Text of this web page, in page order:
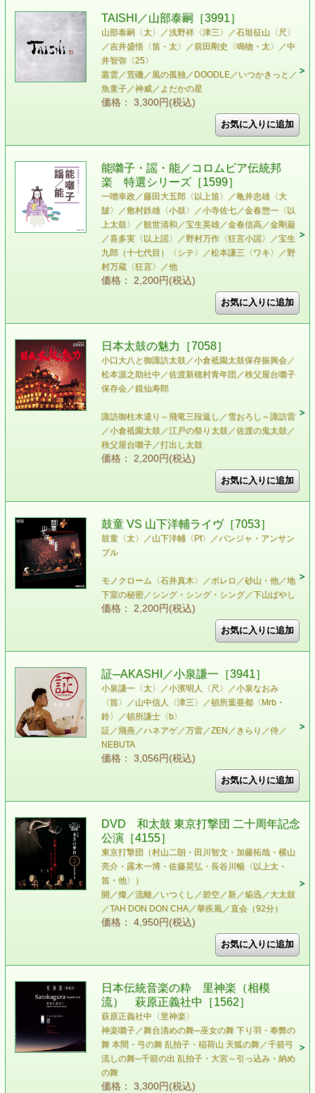
TAISHI／山部泰嗣［3991］
山部泰嗣〈太〉／浅野祥〈津三〉／石垣征山〈尺〉
／吉井盛悟〈笛・太〉／前田剛史〈鳴物・太〉／中
井智弥〈25〉
叢雲／荒磯／風の孤独／DOODLE／いつかきっと／
魚童子／神威／よだかの星
価格： 3,300円(税込)
能囃子・謡・能／コロムビア伝統邦
楽 特選シリーズ［1599］
一噌幸政／藤田大五郎〈以上笛〉／亀井忠雄〈大
皷〉／敷村鉄雄〈小鼓〉／小寺佐七／金春惣一〈以
上太鼓〉／観世清和／宝生英雄／金春信高／金剛巌
／喜多実〈以上謡〉／野村万作〈狂言小謡〉／宝生
九郎（十七代目）〈シテ〉／松本謙三〈ワキ〉／野
村万蔵〈狂言〉／他
価格： 2,200円(税込)
日本太鼓の魅力［7058］
小口大八と御諏訪太鼓／小倉祗園太鼓保存振興会／
松本源之助社中／佐渡新穂村青年団／秩父屋台囃子
保存会／鏡仙寿郎
諏訪御柱木遣り～飛竜三段返し／雪おろし～諏訪雷
／小倉祗園太鼓／江戸の祭り太鼓／佐渡の鬼太鼓／
秩父屋台囃子／打出し太鼓
価格： 2,200円(税込)
鼓童 VS 山下洋輔ライヴ［7053］
鼓童〈太〉／山下洋輔〈Pf〉／パンジャ・アンサン
ブル
モノクローム〈石井真木〉／ボレロ／砂山・他／地
下室の秘密／シング・シング・シング／下山ばやし
価格： 2,200円(税込)
証─AKASHI／小泉謙一［3941］
小泉謙一〈太〉／小濱明人〈尺〉／小泉なおみ
〈笛〉／山中信人〈津三〉／頓所葉亜都〈Mrb・
鈴〉／頓所謙士〈b〉
証／飛燕／ハネアゲ／万雷／ZEN／きらり／侍／
NEBUTA
価格： 3,056円(税込)
DVD 和太鼓 東京打撃団 二十周年記念
公演［4155］
東京打撃団（村山二朗・田川智文・加藤拓哉・横山
亮介・露木一博・佐藤晃弘・長谷川暢〈以上太・
笛・他〉）
開／燦／流離／いつくし／碧空／新／焔迅／大太鼓
／TAH DON DON CHA／華疾風／直会（92分）
価格： 4,950円(税込)
日本伝統音楽の粋 里神楽（相模
流） 萩原正義社中［1562］
萩原正義社中〈里神楽〉
神楽囃子／舞台清めの舞─巫女の舞 下り羽・奉弊の
舞 本間・弓の舞 乱拍子・稲荷山 天狐の舞／千箭弓
流しの舞─千箭の出 乱拍子・大宮～引っ込み・納め
の舞
価格： 3,300円(税込)